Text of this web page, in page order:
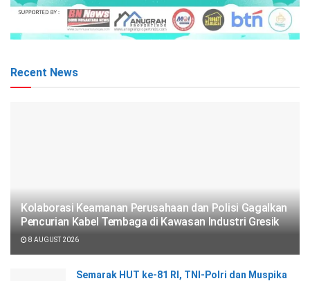
Recent News
Kolaborasi Keamanan Perusahaan dan Polisi Gagalkan
Pencurian Kabel Tembaga di Kawasan Industri Gresik
8 AUGUST 2026
Semarak HUT ke-81 RI, TNI-Polri dan Muspika